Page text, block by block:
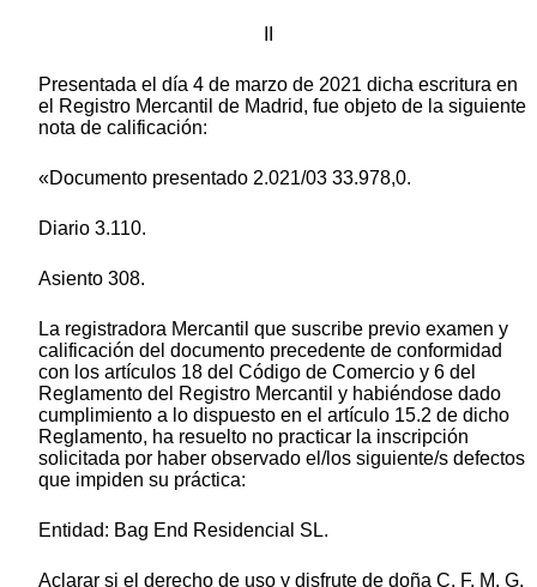
Presentada el día 4 de marzo de 2021 dicha escritura en
el Registro Mercantil de Madrid, fue objeto de la siguiente
nota de calificación:
«Documento presentado 2.021/03 33.978,0.
Diario 3.110.
Asiento 308.
La registradora Mercantil que suscribe previo examen y
calificación del documento precedente de conformidad
con los artículos 18 del Código de Comercio y 6 del
Reglamento del Registro Mercantil y habiéndose dado
cumplimiento a lo dispuesto en el artículo 15.2 de dicho
Reglamento, ha resuelto no practicar la inscripción
solicitada por haber observado el/los siguiente/s defectos
que impiden su práctica:
Entidad: Bag End Residencial SL.
Aclarar si el derecho de uso y disfrute de doña C. F. M. G.